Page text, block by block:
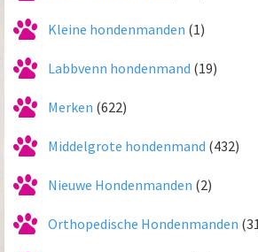
Kleine hondenmanden (1)
Labbvenn hondenmand (19)
Merken (622)
Middelgrote hondenmand (432)
Nieuwe Hondenmanden (2)
Orthopedische Hondenmanden